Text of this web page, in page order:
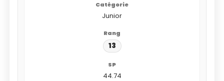
Junior
13
44.74